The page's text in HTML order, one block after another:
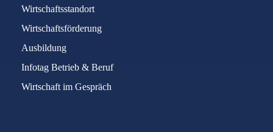
Wirtschaftsstandort
Wirtschaftsförderung
Ausbildung
Infotag Betrieb & Beruf
Wirtschaft im Gespräch